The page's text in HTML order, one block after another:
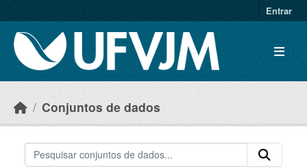
Entrar
Conjuntos de dados